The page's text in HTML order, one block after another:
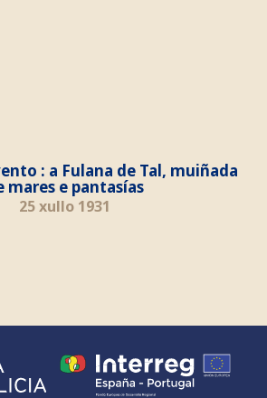
: a Fulana de Tal, muiñada
mares e pantasías
25 xullo 1931